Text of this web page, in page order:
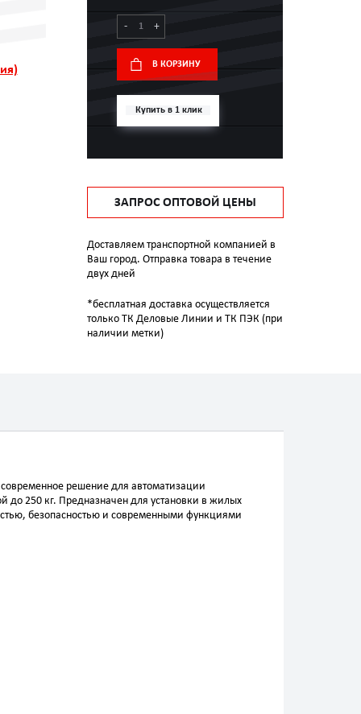
- +
В КОРЗИНУ
Купить в 1 клик
ЗАПРОС ОПТОВОЙ ЦЕНЫ
Доставляем транспортной компанией в
Ваш город. Отправка товара в течение
двух дней
*бесплатная доставка осуществляется
только ТК Деловые Линии и ТК ПЭК (при
наличии метки)
решение для автоматизации
до 250 кг. Предназначен для установки в жилых
безопасностью и современными функциями